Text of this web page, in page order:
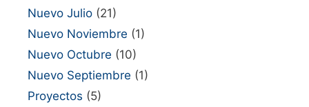
Nuevo Julio (21)
Nuevo Noviembre (1)
Nuevo Octubre (10)
Nuevo Septiembre (1)
Proyectos (5)